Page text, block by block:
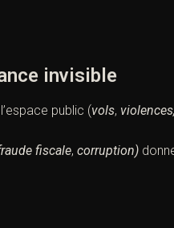
invisible
public (vols, violences,
fiscale, corruption)